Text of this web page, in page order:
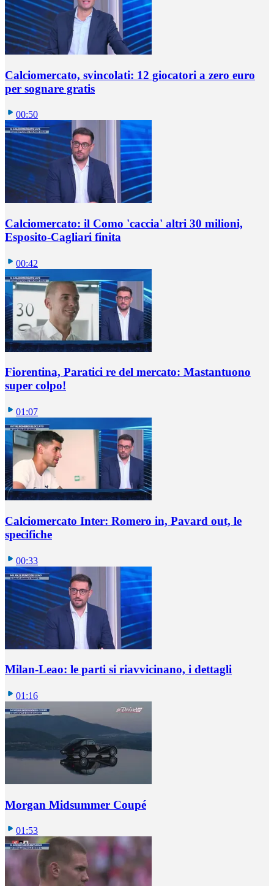
Calciomercato, svincolati: 12 giocatori a zero euro
per sognare gratis
00:50
Calciomercato: il Como 'caccia' altri 30 milioni,
Esposito-Cagliari finita
00:42
Fiorentina, Paratici re del mercato: Mastantuono
super colpo!
01:07
Calciomercato Inter: Romero in, Pavard out, le
specifiche
00:33
Milan-Leao: le parti si riavvicinano, i dettagli
01:16
Morgan Midsummer Coupé
01:53